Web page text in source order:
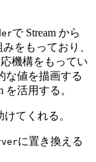
で Stream から
をもっており、
機構をもってい
な値を描画する
を活用する。
てくれる。
に置き換える